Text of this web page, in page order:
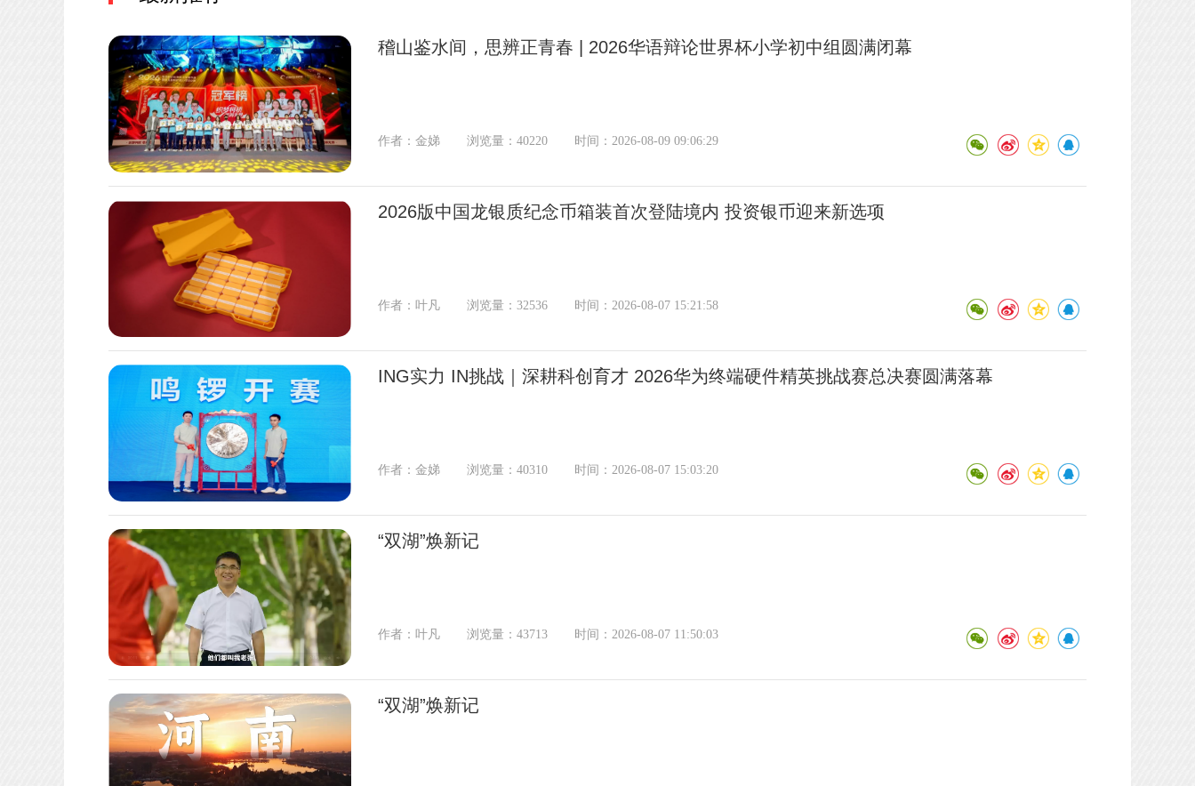
稽山鉴水间，思辨正青春 | 2026华语辩论世界杯小学初中组圆满闭幕
作者：金娣 浏览量：40220 时间：2026-08-09 09:06:29
2026版中国龙银质纪念币箱装首次登陆境内 投资银币迎来新选项
作者：叶凡 浏览量：32536 时间：2026-08-07 15:21:58
ING实力 IN挑战｜深耕科创育才 2026华为终端硬件精英挑战赛总决赛圆满落幕
作者：金娣 浏览量：40310 时间：2026-08-07 15:03:20
“双湖”焕新记
作者：叶凡 浏览量：43713 时间：2026-08-07 11:50:03
“双湖”焕新记